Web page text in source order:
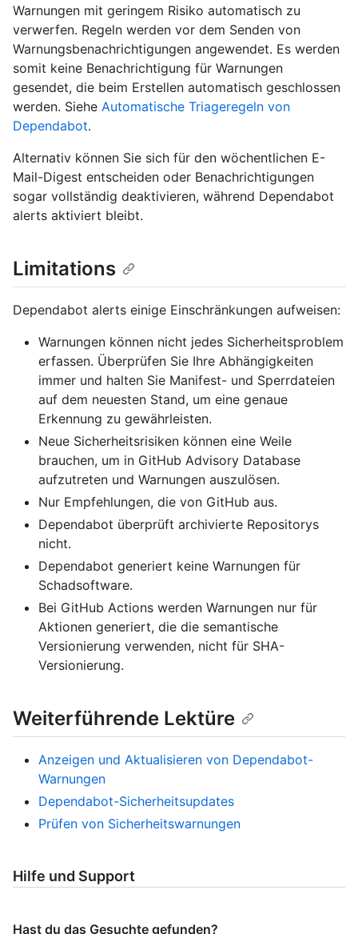
Warnungen mit geringem Risiko automatisch zu
verwerfen. Regeln werden vor dem Senden von
Warnungsbenachrichtigungen angewendet. Es werden
somit keine Benachrichtigung für Warnungen
gesendet, die beim Erstellen automatisch geschlossen
werden. Siehe Automatische Triageregeln von
Dependabot.
Alternativ können Sie sich für den wöchentlichen E-
Mail-Digest entscheiden oder Benachrichtigungen
sogar vollständig deaktivieren, während Dependabot
alerts aktiviert bleibt.
Limitations
Dependabot alerts einige Einschränkungen aufweisen:
Warnungen können nicht jedes Sicherheitsproblem
erfassen. Überprüfen Sie Ihre Abhängigkeiten
immer und halten Sie Manifest- und Sperrdateien
auf dem neuesten Stand, um eine genaue
Erkennung zu gewährleisten.
Neue Sicherheitsrisiken können eine Weile
brauchen, um in GitHub Advisory Database
aufzutreten und Warnungen auszulösen.
Nur Empfehlungen, die von GitHub aus.
Dependabot überprüft archivierte Repositorys
nicht.
Dependabot generiert keine Warnungen für
Schadsoftware.
Bei GitHub Actions werden Warnungen nur für
Aktionen generiert, die die semantische
Versionierung verwenden, nicht für SHA-
Versionierung.
Weiterführende Lektüre
Anzeigen und Aktualisieren von Dependabot-
Warnungen
Dependabot-Sicherheitsupdates
Prüfen von Sicherheitswarnungen
Hilfe und Support
Hast du das Gesuchte gefunden?